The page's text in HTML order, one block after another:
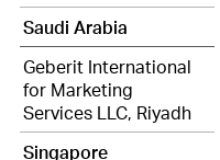
Saudi Arabia
Geberit International
for Marketing
Services LLC, Riyadh
Singapore